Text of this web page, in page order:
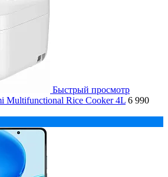
Быстрый просмотр
Multifunctional Rice Cooker 4L 6 990